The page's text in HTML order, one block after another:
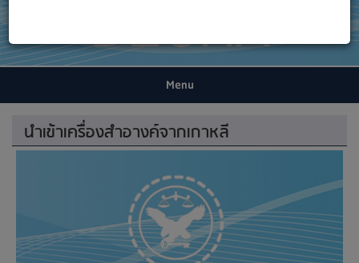
Menu
นำเข้าเครื่องสำอางค์จากเกาหลี